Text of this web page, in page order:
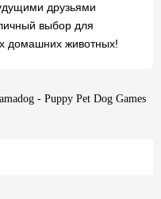
друзьями
выбор для
домашних животных!
- Puppy Pet Dog Games